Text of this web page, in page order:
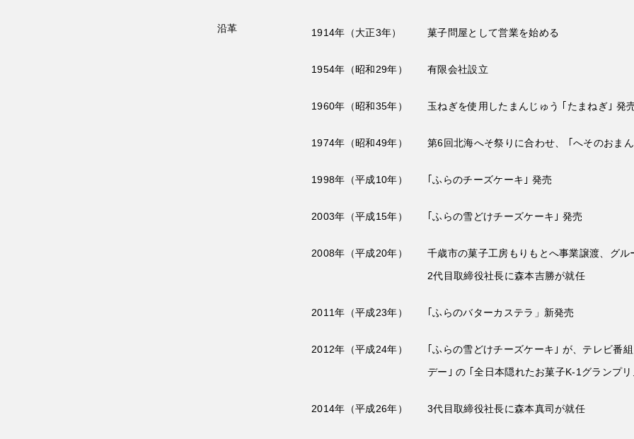
沿革 1914年（大正3年） 菓子問屋として営業を始める
1954年（昭和29年） 有限会社設立
1960年（昭和35年） 玉ねぎを使用したまんじゅう ｢たまねぎ｣ 発
1974年（昭和49年） 第6回北海へそ祭りに合わせ、 ｢へそのおま
1998年（平成10年） ｢ふらのチーズケーキ｣ 発売
2003年（平成15年） ｢ふらの雪どけチーズケーキ｣ 発売
2008年（平成20年）
千歳市の菓子工房もりもとへ事業譲渡、グル
2代目取締役社長に森本吉勝が就任
2011年（平成23年） ｢ふらのバターカステラ」新発売
2012年（平成24年）
｢ふらの雪どけチーズケーキ｣ が、テレビ番
デー｣ の ｢全日本隠れたお菓子K-1グランプ
2014年（平成26年） 3代目取締役社長に森本真司が就任